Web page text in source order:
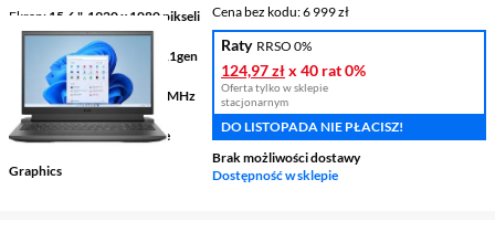
Ekran 15,6 ", 1920 x 1080 pikseli
360 Hz
Procesor Intel® Core™ i7 11gen
11800H
Pamięć 16 GB DDR4 3200 MHz
RAM
Grafika NVIDIA® GeForce
Graphics
Cena bez kodu: 6 999 zł
Cena bez kodu:6 999 zł
Raty RRSO 0%
124,97 złx 40 rat0%
Oferta tylko w sklepie
stacjonarnym
DO LISTOPADA NIE PŁACISZ!
Brak możliwości dostawy
Dostępność w sklepie